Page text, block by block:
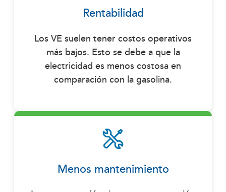
Rentabilidad
Los VE suelen tener costos operativos
más bajos. Esto se debe a que la
electricidad es menos costosa en
comparación con la gasolina.
Menos mantenimiento